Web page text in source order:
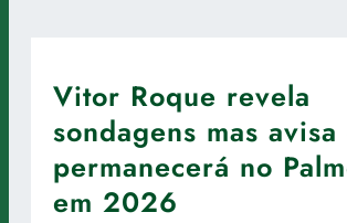
Vitor Roque revela
sondagens mas avisa
permanecerá no
em 2026